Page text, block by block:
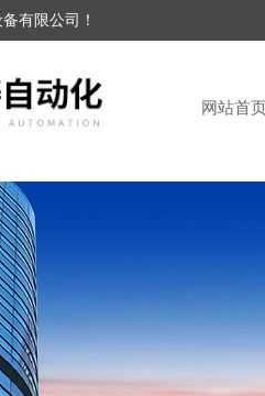
有限公司！
网站首